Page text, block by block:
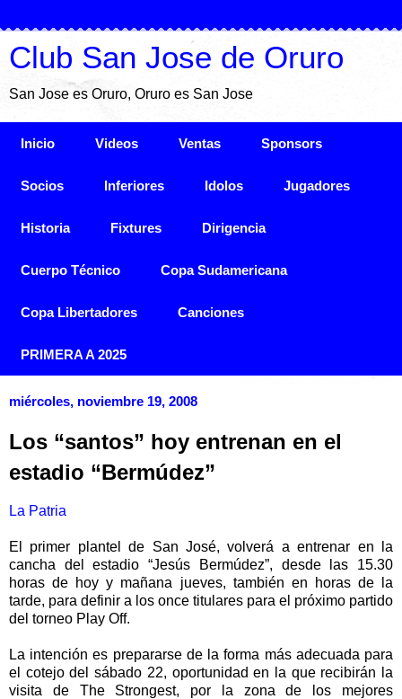
Club San Jose de Oruro
San Jose es Oruro, Oruro es San Jose
Inicio Videos Ventas Sponsors
Socios Inferiores Idolos Jugadores
Historia Fixtures Dirigencia
Cuerpo Técnico Copa Sudamericana
Copa Libertadores Canciones
PRIMERA A 2025
miércoles, noviembre 19, 2008
Los “santos” hoy entrenan en el
estadio “Bermúdez”
La Patria
El primer plantel de San José, volverá a entrenar en la
cancha del estadio “Jesús Bermúdez”, desde las 15.30
horas de hoy y mañana jueves, también en horas de la
tarde, para definir a los once titulares para el próximo partido
del torneo Play Off.
La intención es prepararse de la forma más adecuada para
el cotejo del sábado 22, oportunidad en la que recibirán la
visita de The Strongest, por la zona de los mejores